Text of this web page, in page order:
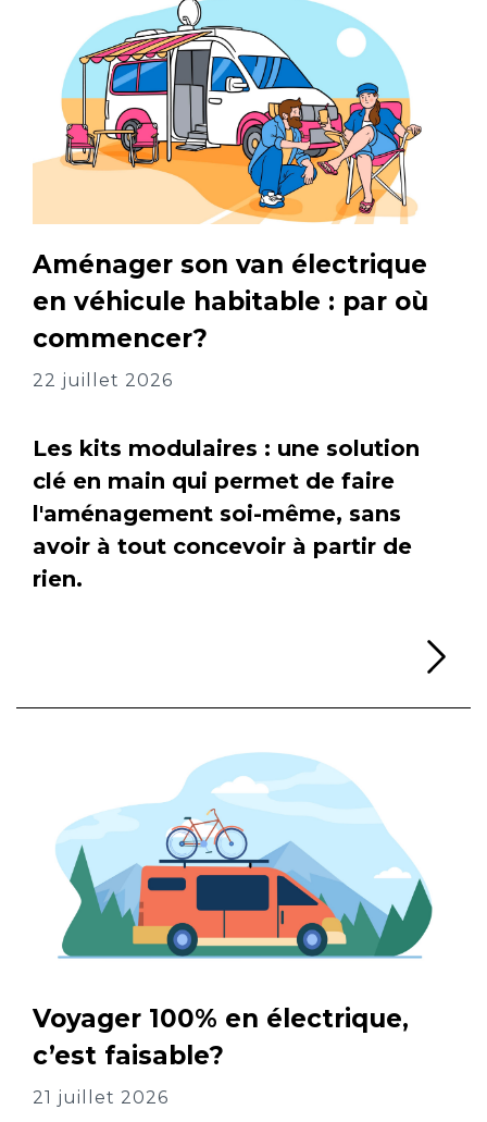
Aménager son van électrique
en véhicule habitable : par où
commencer?
22 juillet 2026
Les kits modulaires : une solution
clé en main qui permet de faire
l'aménagement soi-même, sans
avoir à tout concevoir à partir de
rien.
Voyager 100% en électrique,
c’est faisable?
21 juillet 2026